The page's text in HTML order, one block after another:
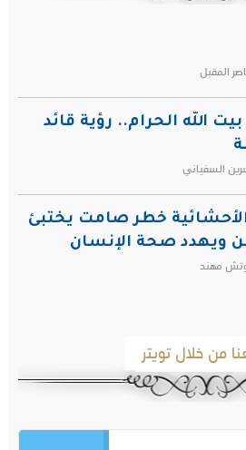
المقبل
الله الحرام.. رؤية قائد
السفياني
خطر صامت يختبئ
ويهدد صحة الإنسان
مهند
من خلال تويتر